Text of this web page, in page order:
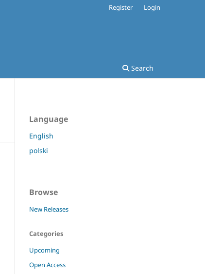
Search
Register Login
Language
English
polski
Browse
New Releases
Categories
Upcoming
Open Access